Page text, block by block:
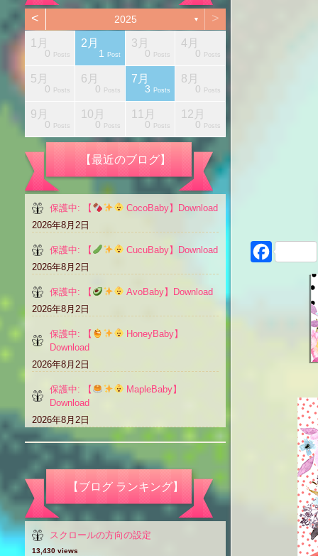
< 2025 ▼ >
1月
0 Posts
2月
1 Post
3月
0 Posts
4月
0 Posts
5月
0 Posts
6月
0 Posts
7月
3 Posts
8月
0 Posts
9月
0 Posts
10月
0 Posts
11月
0 Posts
12月
0 Posts
【最近のブログ】
保護中: 【
CocoBaby】Download
2026年8月2日
保護中: 【
CucuBaby】Download
2026年8月2日
保護中: 【
AvoBaby】Download
2026年8月2日
保護中: 【
HoneyBaby】
Download
2026年8月2日
保護中: 【
MapleBaby】
Download
2026年8月2日
【ブログ ランキング】
スクロールの方向の設定
13,430 views